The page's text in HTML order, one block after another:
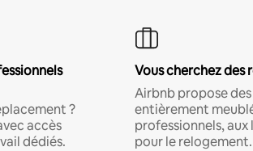
?
accès
dédiés.
Vous cherchez des
Airbnb propose
entièrement
professionnels,
pour le relogement.